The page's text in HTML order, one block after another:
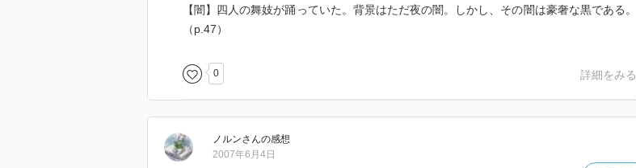
【闇】四人の舞妓が踊っていた。背景はただ夜の闇。しかし、その闇は豪奢な黒である。
（p.47）
0 詳細をみる
ノルンさんの感想
2007年6月4日